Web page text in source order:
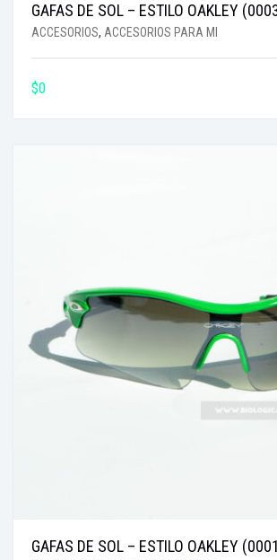
GAFAS DE SOL – ESTILO OAKLEY
ACCESORIOS, ACCESORIOS PARA MI
$0
GAFAS DE SOL – ESTILO OAKLEY